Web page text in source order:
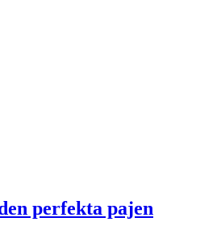
perfekta pajen